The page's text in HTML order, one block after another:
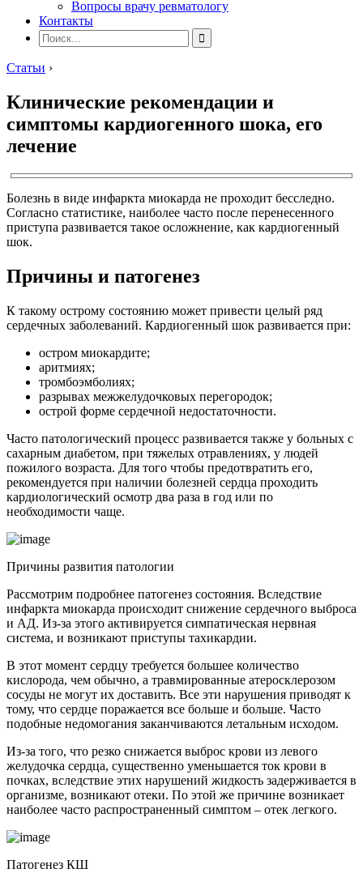
Вопросы врачу ревматологу
Контакты
Статьи ›
Клинические рекомендации и
симптомы кардиогенного шока, его
лечение
Болезнь в виде инфаркта миокарда не проходит бесследно.
Согласно статистике, наиболее часто после перенесенного
приступа развивается такое осложнение, как кардиогенный
шок.
Причины и патогенез
К такому острому состоянию может привести целый ряд
сердечных заболеваний. Кардиогенный шок развивается при:
остром миокардите;
аритмиях;
тромбоэмболиях;
разрывах межжелудочковых перегородок;
острой форме сердечной недостаточности.
Часто патологический процесс развивается также у больных с
сахарным диабетом, при тяжелых отравлениях, у людей
пожилого возраста. Для того чтобы предотвратить его,
рекомендуется при наличии болезней сердца проходить
кардиологический осмотр два раза в год или по
необходимости чаще.
Причины развития патологии
Рассмотрим подробнее патогенез состояния. Вследствие
инфаркта миокарда происходит снижение сердечного выброса
и АД. Из-за этого активируется симпатическая нервная
система, и возникают приступы тахикардии.
В этот момент сердцу требуется большее количество
кислорода, чем обычно, а травмированные атеросклерозом
сосуды не могут их доставить. Все эти нарушения приводят к
тому, что сердце поражается все больше и больше. Часто
подобные недомогания заканчиваются летальным исходом.
Из-за того, что резко снижается выброс крови из левого
желудочка сердца, существенно уменьшается ток крови в
почках, вследствие этих нарушений жидкость задерживается в
организме, возникают отеки. По этой же причине возникает
наиболее часто распространенный симптом – отек легкого.
Патогенез КШ